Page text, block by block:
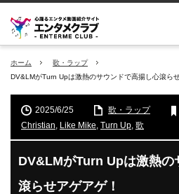
ホーム
歌・ラップ
DV&LMがTurn Upは激熱のサウンドで高揚し心滾ら
2025/6/25 歌・ラップ
Christian, Like Mike, Turn Up, 歌
DV&LMがTurn Upは激熱の
滾らせアゲアゲ！